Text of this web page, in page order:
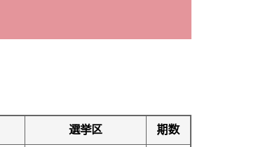
選挙区 期数